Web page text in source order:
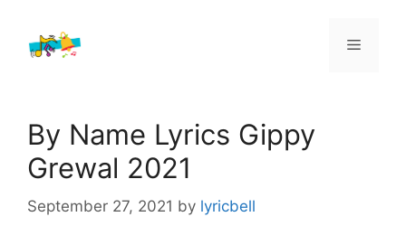
content
Menu
By Name Lyrics Gippy
Grewal 2021
September 27, 2021 by lyricbell